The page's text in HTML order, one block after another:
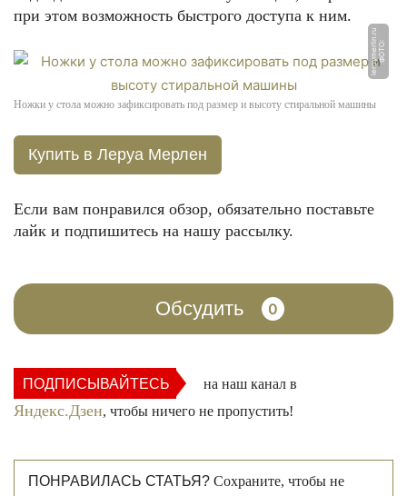
при этом возможность быстрого доступа к ним.
Ф
О
Т
О:
l
e
r
o
y
m
e
rli
n.
r
u
Ножки у стола можно зафиксировать под размер и высоту стиральной машины
Купить в Леруа Мерлен
Если вам понравился обзор, обязательно поставьте
лайк и подпишитесь на нашу рассылку.
Обсудить 0
ПОДПИСЫВАЙТЕСЬ на наш канал в
Яндекс.Дзен, чтобы ничего не пропустить!
ПОНРАВИЛАСЬ СТАТЬЯ? Сохраните, чтобы не